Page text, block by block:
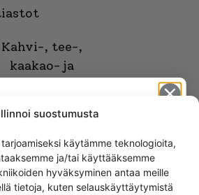
suostumusta
käytämme teknologioita,
ja/tai käyttääksemme
hyväksyminen antaa meille
tietoja, kuten selauskäyttäytymistä
Kahvi-, tee-,
kaakao- ja
Get -5%
off?